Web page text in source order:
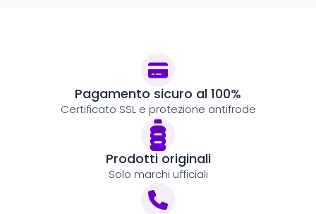
Pagamento sicuro al 100%
Certificato SSL e protezione antifrode
Prodotti originali
Solo marchi ufficiali